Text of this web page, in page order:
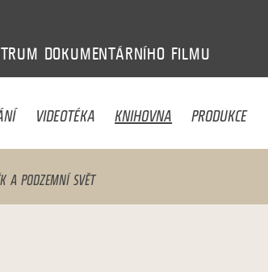
DOKUMENTÁRNÍHO FILMU
VIDEOTÉKA KNIHOVNA PRODUKCE
A PODZEMNÍ SVĚT